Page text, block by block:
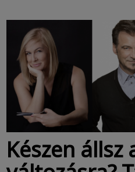
Készen állsz